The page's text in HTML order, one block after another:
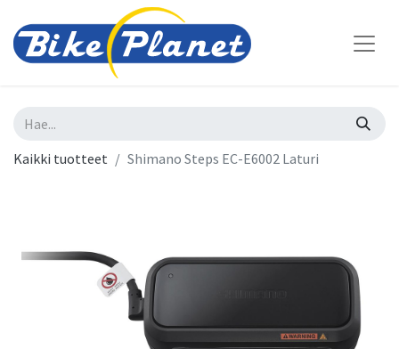
Kaikki tuotteet Shimano Steps EC-E6002 Laturi